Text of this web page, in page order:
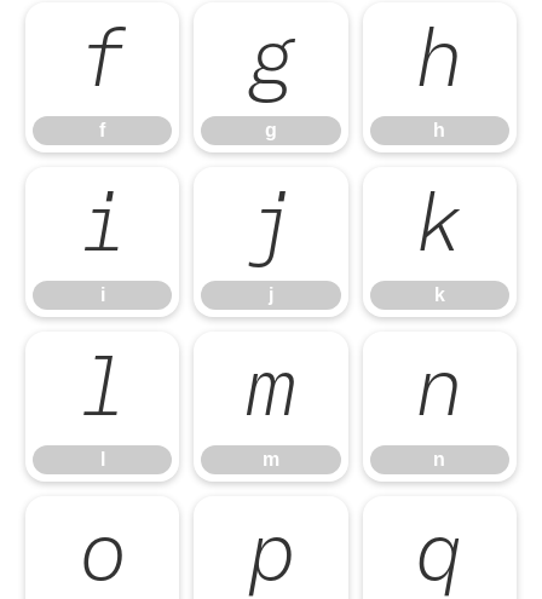
f
f
g
g
h
h
i
i
j
j
k
k
l m
m
n
n
o p q